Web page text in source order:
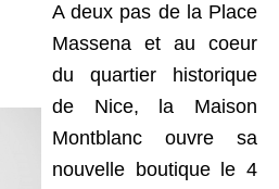
A deux pas de la Place
Massena et au coeur
du quartier historique
de Nice, la Maison
Montblanc ouvre sa
nouvelle boutique le 4